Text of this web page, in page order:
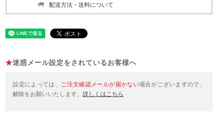
配送方法・送料について
★迷惑メール設定をされているお客様へ
設定によっては、 ご注文確認メールが届かない場合がございますので、
解除をお願いいたします。詳しくはこちら